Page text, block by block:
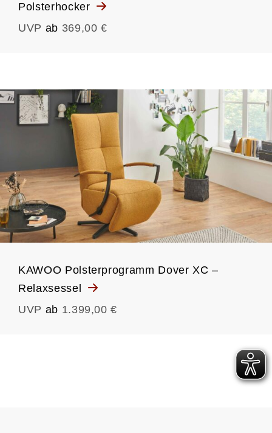
Polsterhocker
UVP ab 369,00 €
KAWOO Polsterprogramm Dover XC –
Relaxsessel
UVP ab 1.399,00 €